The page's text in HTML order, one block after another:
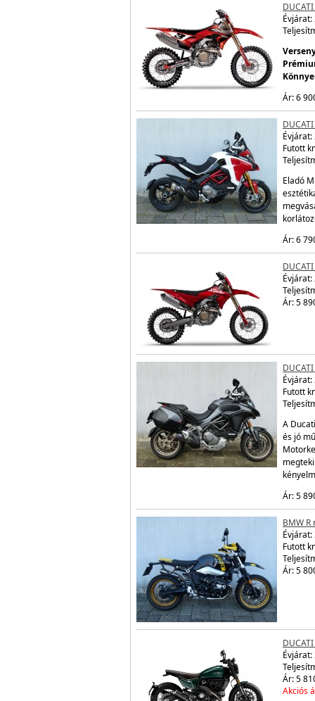
Évjárat:
Ár: 6
Évjárat:
Futott
Eladó
Ár: 6
Évjárat:
Ár: 5
Évjárat:
Futott
A
és jó
Ár: 5
BMW R
Évjárat:
Futott
Ár: 5
Évjárat:
Ár: 5
Akciós